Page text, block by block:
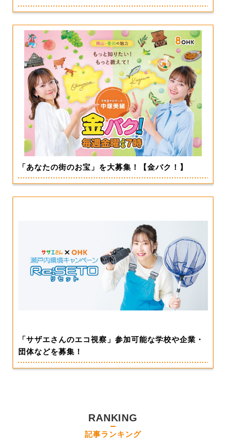
「あなたの街のお宝」を大募集！【金バク！】
「サザエさんのエコ視察」参加可能な学校や企業・
団体などを募集！
RANKING
記事ランキング